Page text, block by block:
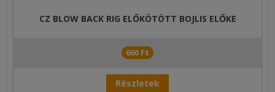
CZ BLOW BACK RIG ELŐKÖTÖTT BOJLIS ELŐKE
660 Ft
Részletek